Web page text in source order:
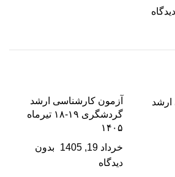
آزمون کارشناسی ارشد
گردشگری ۱۹-۱۸ تیرماه
۱۴۰۵
خرداد 19, 1405
بدون
دیدگاه